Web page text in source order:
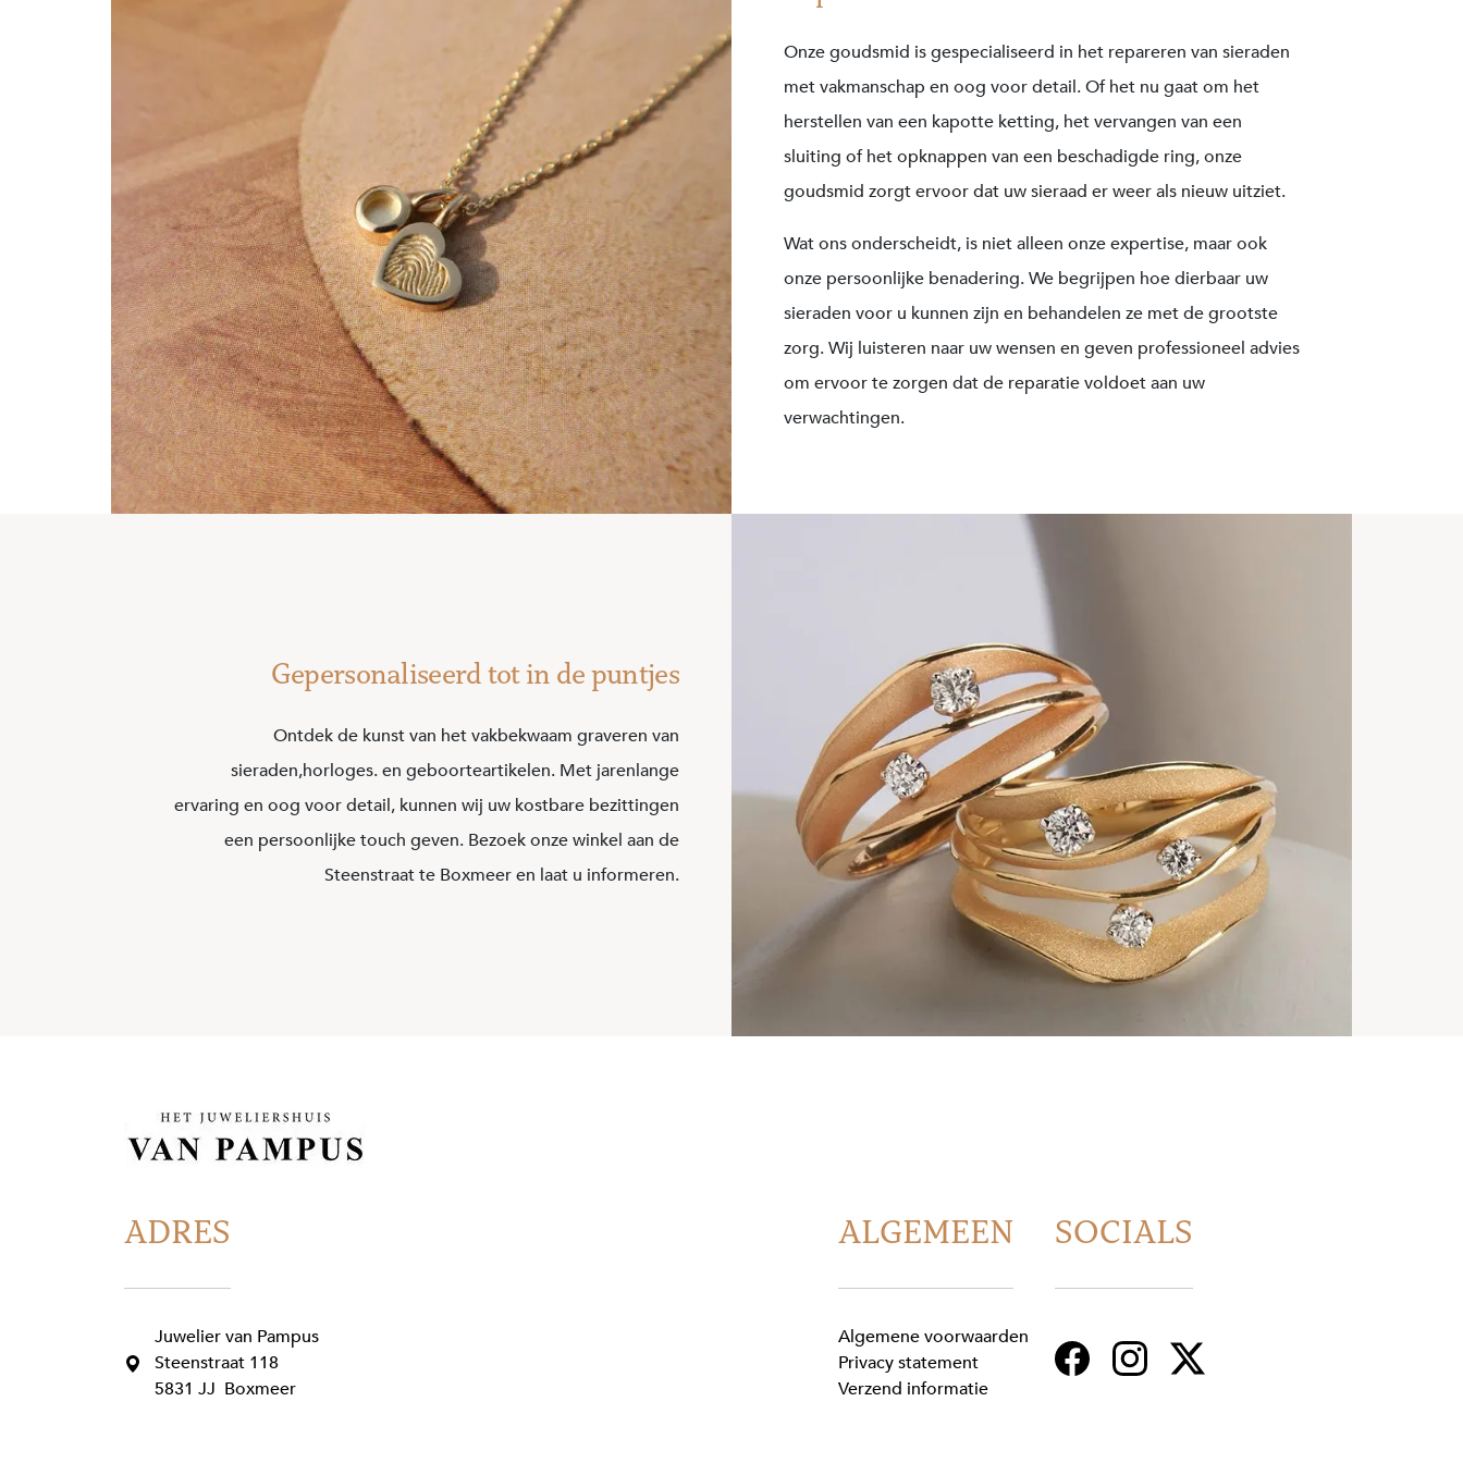
Onze goudsmid is gespecialiseerd in het repareren van sieraden
met vakmanschap en oog voor detail. Of het nu gaat om het
herstellen van een kapotte ketting, het vervangen van een
sluiting of het opknappen van een beschadigde ring, onze
goudsmid zorgt ervoor dat uw sieraad er weer als nieuw uitziet.
Wat ons onderscheidt, is niet alleen onze expertise, maar ook
onze persoonlijke benadering. We begrijpen hoe dierbaar uw
sieraden voor u kunnen zijn en behandelen ze met de grootste
zorg. Wij luisteren naar uw wensen en geven professioneel advies
om ervoor te zorgen dat de reparatie voldoet aan uw
verwachtingen.
Gepersonaliseerd tot in de puntjes
Ontdek de kunst van het vakbekwaam graveren van
sieraden,horloges. en geboorteartikelen. Met jarenlange
ervaring en oog voor detail, kunnen wij uw kostbare bezittingen
een persoonlijke touch geven. Bezoek onze winkel aan de
Steenstraat te Boxmeer en laat u informeren.
ADRES
Juwelier van Pampus
Steenstraat 118
5831 JJ Boxmeer
ALGEMEEN
Algemene voorwaarden
Privacy statement
Verzend informatie
SOCIALS